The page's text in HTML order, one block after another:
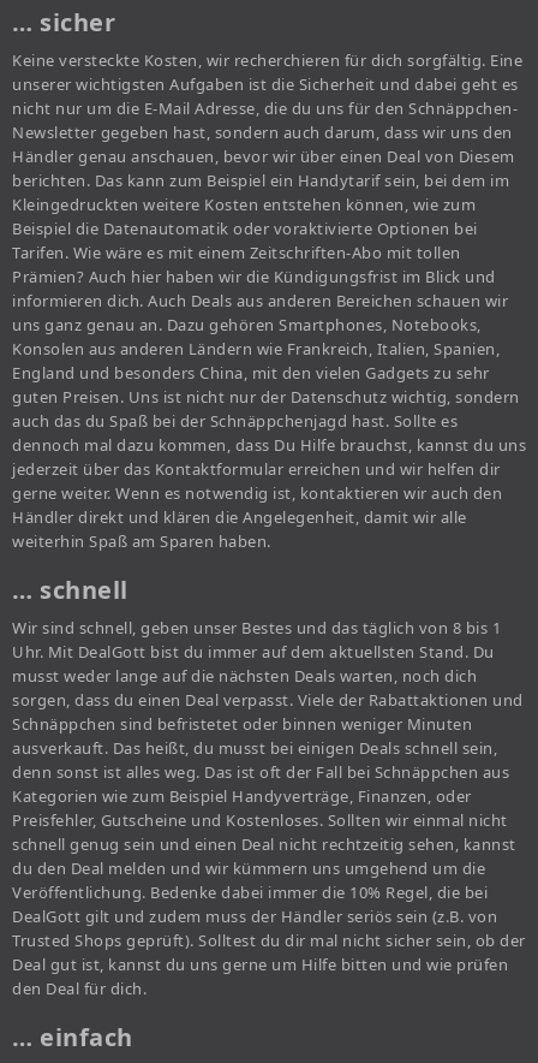
… sicher
Keine versteckte Kosten, wir recherchieren für dich sorgfältig. Eine
unserer wichtigsten Aufgaben ist die Sicherheit und dabei geht es
nicht nur um die E-Mail Adresse, die du uns für den Schnäppchen-
Newsletter gegeben hast, sondern auch darum, dass wir uns den
Händler genau anschauen, bevor wir über einen Deal von Diesem
berichten. Das kann zum Beispiel ein Handytarif sein, bei dem im
Kleingedruckten weitere Kosten entstehen können, wie zum
Beispiel die Datenautomatik oder voraktivierte Optionen bei
Tarifen. Wie wäre es mit einem Zeitschriften-Abo mit tollen
Prämien? Auch hier haben wir die Kündigungsfrist im Blick und
informieren dich. Auch Deals aus anderen Bereichen schauen wir
uns ganz genau an. Dazu gehören Smartphones, Notebooks,
Konsolen aus anderen Ländern wie Frankreich, Italien, Spanien,
England und besonders China, mit den vielen Gadgets zu sehr
guten Preisen. Uns ist nicht nur der Datenschutz wichtig, sondern
auch das du Spaß bei der Schnäppchenjagd hast. Sollte es
dennoch mal dazu kommen, dass Du Hilfe brauchst, kannst du uns
jederzeit über das Kontaktformular erreichen und wir helfen dir
gerne weiter. Wenn es notwendig ist, kontaktieren wir auch den
Händler direkt und klären die Angelegenheit, damit wir alle
weiterhin Spaß am Sparen haben.
… schnell
Wir sind schnell, geben unser Bestes und das täglich von 8 bis 1
Uhr. Mit DealGott bist du immer auf dem aktuellsten Stand. Du
musst weder lange auf die nächsten Deals warten, noch dich
sorgen, dass du einen Deal verpasst. Viele der Rabattaktionen und
Schnäppchen sind befristetet oder binnen weniger Minuten
ausverkauft. Das heißt, du musst bei einigen Deals schnell sein,
denn sonst ist alles weg. Das ist oft der Fall bei Schnäppchen aus
Kategorien wie zum Beispiel Handyverträge, Finanzen, oder
Preisfehler, Gutscheine und Kostenloses. Sollten wir einmal nicht
schnell genug sein und einen Deal nicht rechtzeitig sehen, kannst
du den Deal melden und wir kümmern uns umgehend um die
Veröffentlichung. Bedenke dabei immer die 10% Regel, die bei
DealGott gilt und zudem muss der Händler seriös sein (z.B. von
Trusted Shops geprüft). Solltest du dir mal nicht sicher sein, ob der
Deal gut ist, kannst du uns gerne um Hilfe bitten und wie prüfen
den Deal für dich.
… einfach